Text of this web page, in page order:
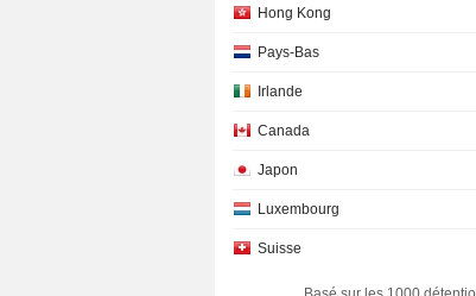
Hong Kong
Pays-Bas
Irlande
Canada
Japon
Luxembourg
Suisse